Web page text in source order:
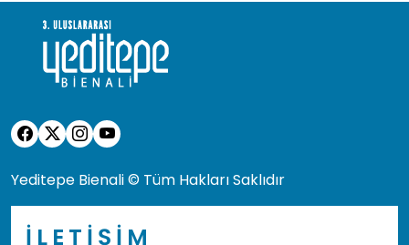
Yeditepe Bienali © Tüm Hakları Saklıdır
İLETİŞİM